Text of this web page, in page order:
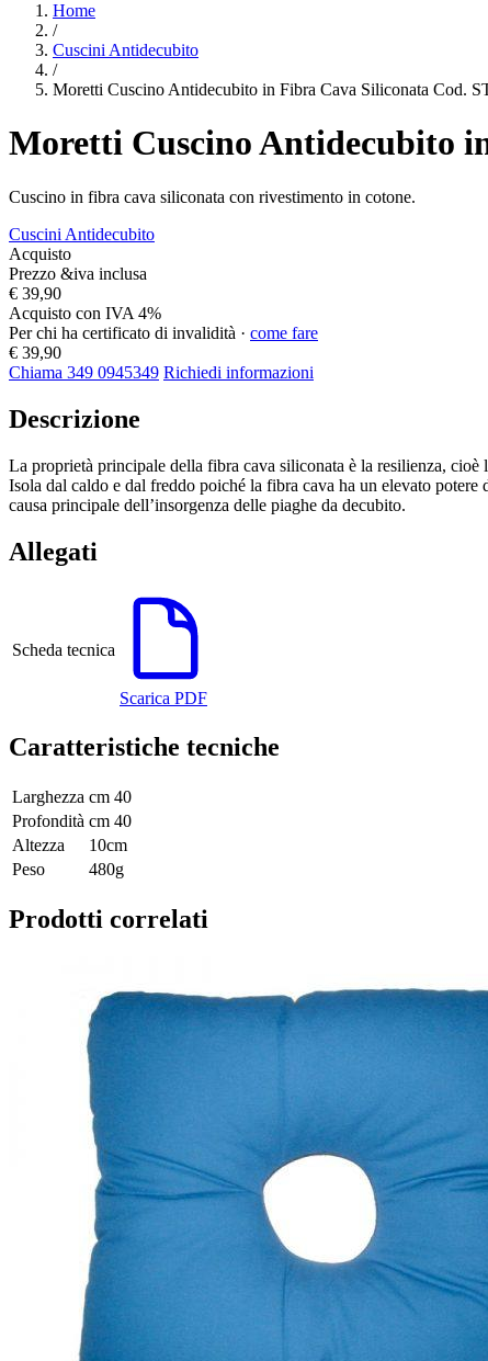
Home
/
Cuscini Antidecubito
/
Moretti Cuscino Antidecubito in Fibra Cava Siliconata Cod.
Moretti Cuscino Antidecubito
Cuscino in fibra cava siliconata con rivestimento in cotone.
Cuscini Antidecubito
Acquisto
Prezzo &iva inclusa
€ 39,90
Acquisto con IVA 4%
Per chi ha certificato di invalidità · come fare
€ 39,90
Chiama 349 0945349 Richiedi informazioni
Descrizione
La proprietà principale della fibra cava siliconata è la resilienza,
Isola dal caldo e dal freddo poiché la fibra cava ha un elevato
causa principale dell’insorgenza delle piaghe da decubito.
Allegati
Scheda tecnica
Scarica PDF
Caratteristiche tecniche
Larghezza cm 40
Profondità cm 40
Altezza
10cm
Peso
480g
Prodotti correlati